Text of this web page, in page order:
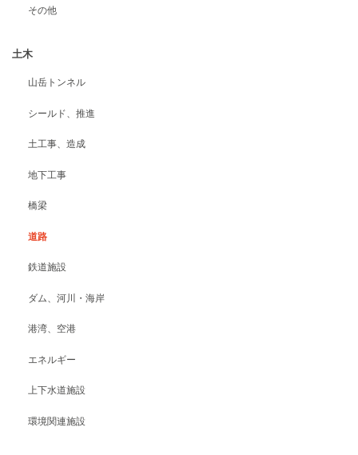
その他
土木
山岳トンネル
シールド、推進
土工事、造成
地下工事
橋梁
道路
鉄道施設
ダム、河川・海岸
港湾、空港
エネルギー
上下水道施設
環境関連施設